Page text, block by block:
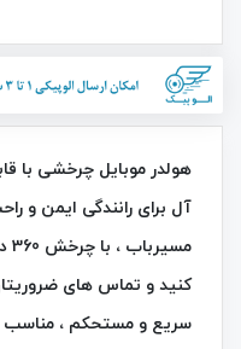
هولدر موبایل چرخشی با
آل برای رانندگی ایمن و
کنید و تماس‌ های
سریع و مستحکم ، مناسب